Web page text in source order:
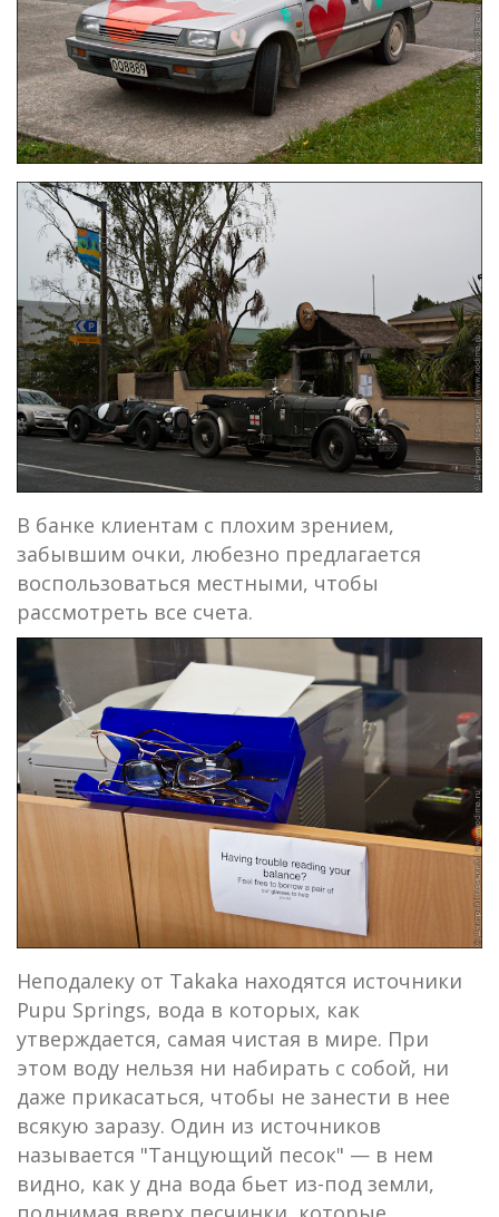
В банке клиентам с плохим зрением,
забывшим очки, любезно предлагается
воспользоваться местными, чтобы
рассмотреть все счета.
Неподалеку от Takaka находятся источники
Pupu Springs, вода в которых, как
утверждается, самая чистая в мире. При
этом воду нельзя ни набирать с собой, ни
даже прикасаться, чтобы не занести в нее
всякую заразу. Один из источников
называется "Танцующий песок" — в нем
видно, как у дна вода бьет из-под земли,